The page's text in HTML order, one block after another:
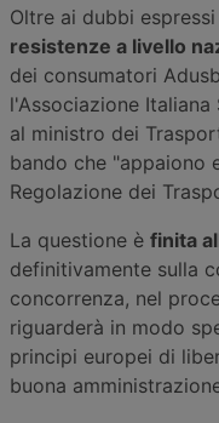
Oltre ai dubbi
resistenze a livello
dei consumatori
l'Associazione
al ministro dei
bando che "appaiono
Regolazione dei
La questione è finita
definitivamente sulla
concorrenza, nel
riguarderà in modo
principi europei di
buona